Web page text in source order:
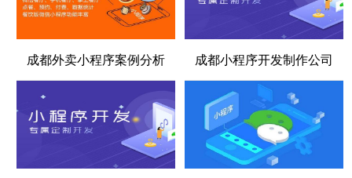
成都外卖小程序案例分析 成都小程序开发制作公司